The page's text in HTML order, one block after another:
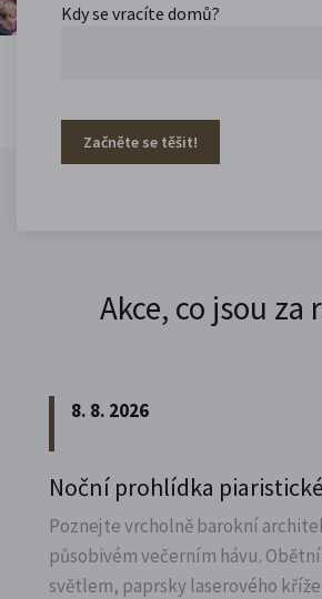
Kdy se vracíte domů?
Začněte se těšit!
Akce, co jsou za
8. 8. 2026
Noční prohlídka
Poznejte vrcholně barokní
působivém večerním hávu.
světlem, paprsky laserového